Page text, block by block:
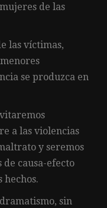
de las
las víctimas,
se produzca en
a las violencias
y seremos
de causa-efecto
hechos.
sin